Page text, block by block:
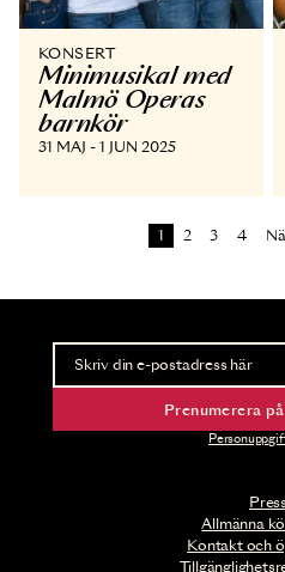
KONSERT
Minimusikal med
Malmö Operas
barnkör
31 MAJ - 1 JUN 2025
Sida
1 Sida
2 Sida
3 Sida
4
Allmänna
Kontakt och
Nyhetsbrev
Ta del av
Prenumerera